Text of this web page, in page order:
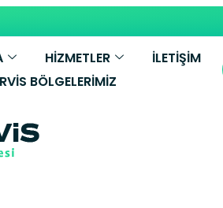
HİZMETLER
İLETIŞIM
BÖLGELERIMIZ